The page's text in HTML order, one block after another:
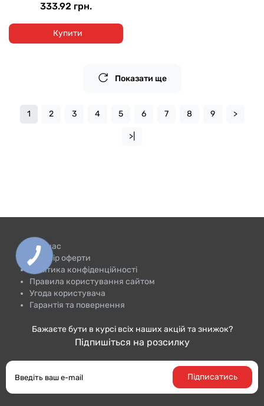
333.92 грн.
Купити
Показати ще
1 2 3 4 5 6 7 8 9 >
>|
Про нас
Договір оферти
Політика конфіденційності
Правила користування сайтом
Угода користувача
Гарантія та повернення
Бажаєте бути в курсі всіх наших акцій та знижок?
Підпишіться на розсилку
Підписатись